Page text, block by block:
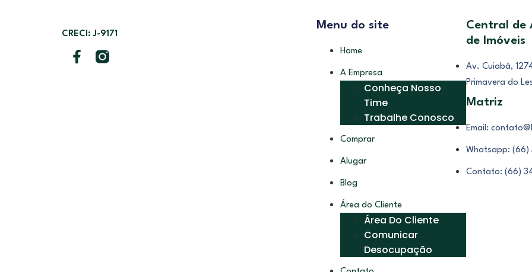
CRECI: J-9171
Menu do site
Home
A Empresa
Conheça Nosso
Time
Trabalhe Conosco
Comprar
Alugar
Blog
Área do Cliente
Área Do Cliente
Comunicar
Desocupação
Central de
de Imóveis
Av. Cuiabá,
Primavera do
Matriz
Email:
Whatsapp:
Contato: (66)